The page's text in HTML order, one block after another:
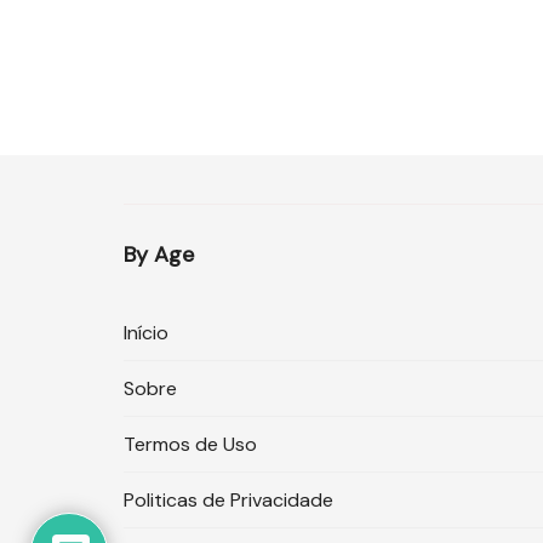
By Age
Início
Sobre
Termos de Uso
Politicas de Privacidade